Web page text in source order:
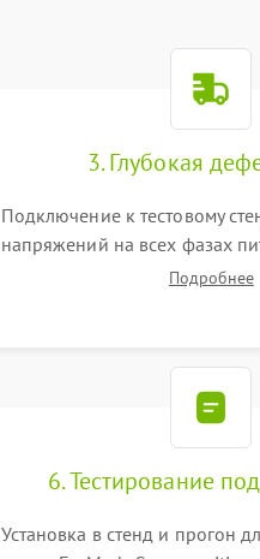
3. Глубокая
Подключение к тестовому
напряжений на всех фазах
осциллографа. ПроверкаПодробнее
6. Тестирование
Установка в стенд и прогон